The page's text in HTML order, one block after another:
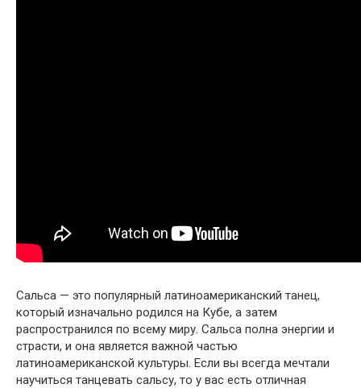
Сальса — это популярный латиноамериканский танец,
который изначально родился на Кубе, а затем
распространился по всему миру. Сальса полна энергии и
страсти, и она является важной частью
латиноамериканской культуры. Если вы всегда мечтали
научиться танцевать сальсу, то у вас есть отличная